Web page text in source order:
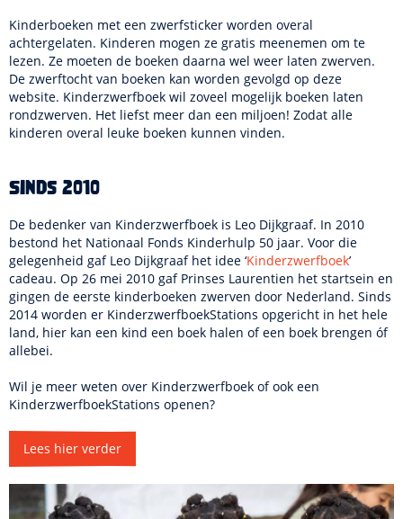
Kinderboeken met een zwerfsticker worden overal
achtergelaten. Kinderen mogen ze gratis meenemen om te
lezen. Ze moeten de boeken daarna wel weer laten zwerven.
De zwerftocht van boeken kan worden gevolgd op deze
website. Kinderzwerfboek wil zoveel mogelijk boeken laten
rondzwerven. Het liefst meer dan een miljoen! Zodat alle
kinderen overal leuke boeken kunnen vinden.
Sinds 2010
De bedenker van Kinderzwerfboek is Leo Dijkgraaf. In 2010
bestond het Nationaal Fonds Kinderhulp 50 jaar. Voor die
gelegenheid gaf Leo Dijkgraaf het idee ‘Kinderzwerfboek’
cadeau. Op 26 mei 2010 gaf Prinses Laurentien het startsein en
gingen de eerste kinderboeken zwerven door Nederland. Sinds
2014 worden er KinderzwerfboekStations opgericht in het hele
land, hier kan een kind een boek halen of een boek brengen óf
allebei.
Wil je meer weten over Kinderzwerfboek of ook een
KinderzwerfboekStations openen?
Lees hier verder